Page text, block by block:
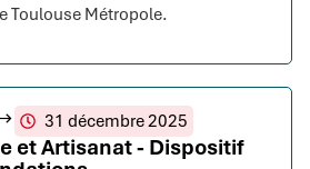
Toulouse Métropole.
31 décembre 2025
et Artisanat - Dispositif